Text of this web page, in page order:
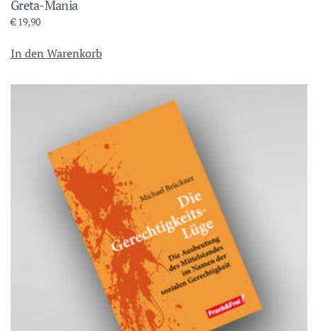
Greta-Mania
€19,90
In den Warenkorb